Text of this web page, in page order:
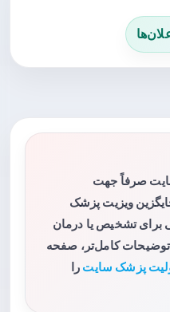
صرفاً جهت
ویزیت پزشک
تشخیص یا درمان
توضیحات کامل‌تر، صفحه
پزشک سایت را